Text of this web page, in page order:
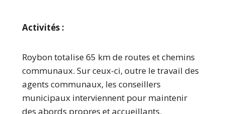
Activités :
Roybon totalise 65 km de routes et chemins
communaux. Sur ceux-ci, outre le travail des
agents communaux, les conseillers
municipaux interviennent pour maintenir
des abords propres et accueillants.